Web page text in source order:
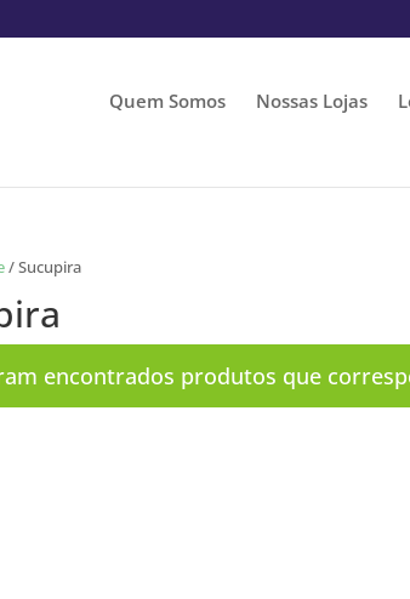
Quem Somos Nossas Lojas
/ Sucupira
encontrados produtos que